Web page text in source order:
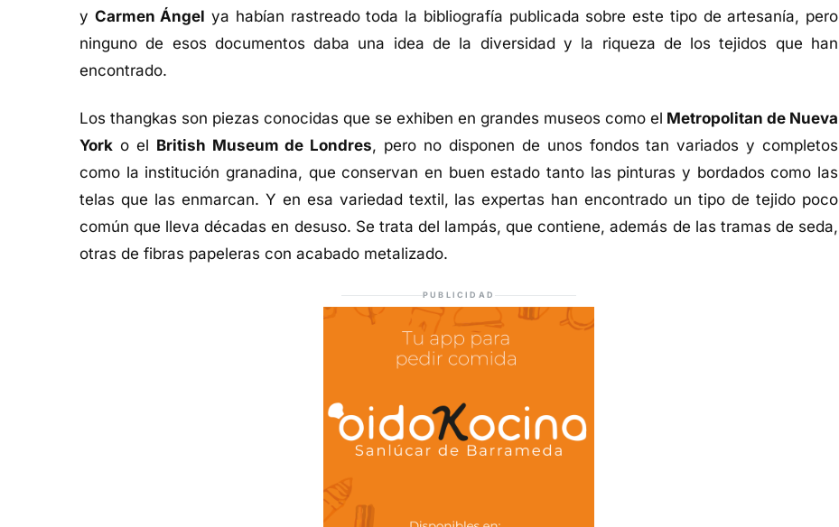
y Carmen Ángel ya habían rastreado toda la bibliografía publicada sobre este tipo de artesanía, pero
ninguno de esos documentos daba una idea de la diversidad y la riqueza de los tejidos que han
encontrado.
Los thangkas son piezas conocidas que se exhiben en grandes museos como el Metropolitan de Nueva
York o el British Museum de Londres, pero no disponen de unos fondos tan variados y completos
como la institución granadina, que conservan en buen estado tanto las pinturas y bordados como las
telas que las enmarcan. Y en esa variedad textil, las expertas han encontrado un tipo de tejido poco
común que lleva décadas en desuso. Se trata del lampás, que contiene, además de las tramas de seda,
otras de fibras papeleras con acabado metalizado.
PUBLICIDAD